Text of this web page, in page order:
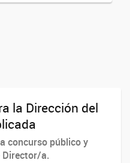
la Dirección del
concurso público y
Director/a.